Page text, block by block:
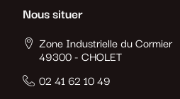
Nous situer
Zone Industrielle du Cormier
49300 - CHOLET
02 41 62 10 49